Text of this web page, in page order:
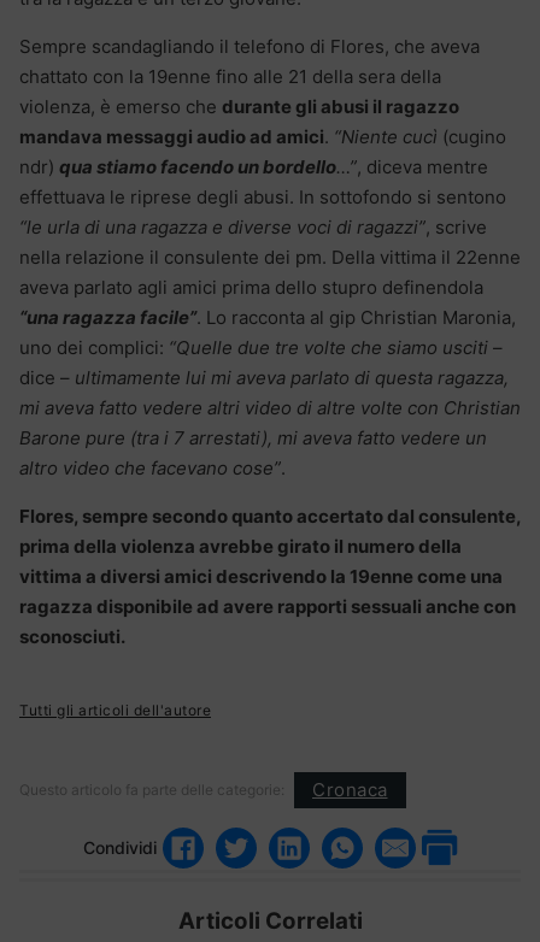
Sempre scandagliando il telefono di Flores, che aveva
chattato con la 19enne fino alle 21 della sera della
violenza, è emerso che durante gli abusi il ragazzo
mandava messaggi audio ad amici. “Niente cucì (cugino
ndr) qua stiamo facendo un bordello…”, diceva mentre
effettuava le riprese degli abusi. In sottofondo si sentono
“le urla di una ragazza e diverse voci di ragazzi”, scrive
nella relazione il consulente dei pm. Della vittima il 22enne
aveva parlato agli amici prima dello stupro definendola
“una ragazza facile”. Lo racconta al gip Christian Maronia,
uno dei complici: “Quelle due tre volte che siamo usciti –
dice – ultimamente lui mi aveva parlato di questa ragazza,
mi aveva fatto vedere altri video di altre volte con Christian
Barone pure (tra i 7 arrestati), mi aveva fatto vedere un
altro video che facevano cose”.
Flores, sempre secondo quanto accertato dal consulente,
prima della violenza avrebbe girato il numero della
vittima a diversi amici descrivendo la 19enne come una
ragazza disponibile ad avere rapporti sessuali anche con
sconosciuti.
Tutti gli articoli dell'autore
Questo articolo fa parte delle categorie: Cronaca
Condividi
Articoli Correlati